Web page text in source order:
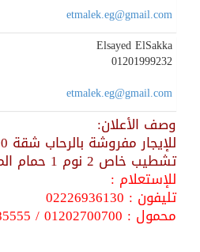
etmalek.eg@gmail.com
Elsayed ElSakka
01201999232
etmalek.eg@gmail.com
وصف الأعلان:
تشطيب خاص 2 نوم 1 حمام المطلوب أعلي سعر جنية
للإستعلام :
تليفون : 02226936130
محمول : 01202700700 / 01270785555